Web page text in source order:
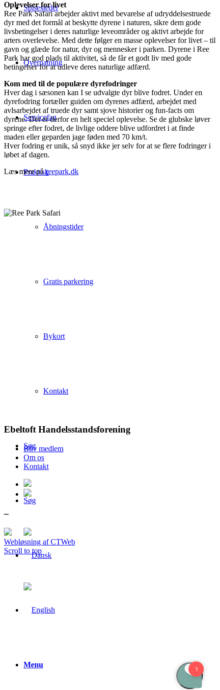
Spisesteder
Overnatning
Servicefag
Praktisk
Åbningstider
Gratis parkering
Bykort
Kontakt
Søg
Søg
Menu
Oplevelser for livet
Ree Park Safari arbejder aktivt med bevarelse af udryddelsestruede
dyr med det formål at beskytte dyrene i naturen, sikre dem gode
livsbetingelser i deres naturlige leveområder og aktivt arbejde for
arters overlevelse. Med dette følger en masse oplevelser for livet – til
gavn og glæde for natur, dyr og mennesker i parken. Dyrene i Ree
Park har god plads til aktivitet, så de får et godt liv med gode
betingelser for at udleve deres naturlige adfærd.
Kom med til de populære dyrefodringer
Hver dag i sæsonen kan I se udvalgte dyr blive fodret. Under en
dyrefodring fortæller guiden om dyrenes adfærd, arbejdet med
avlsarbejdet af truede dyr samt sjove historier og fun-facts om
dyrene. Det er derfor en helt speciel oplevelse. Se de glubske løver
springe efter fodret, de livlige oddere blive udfordret i at finde
maden eller geparden jage føden med 70 km/t.
Hver fodring er unik, så snyd ikke jer selv for at se flere fodringer i
løbet af dagen.
Læs mere påreepark.dk
Ebeltoft Handelsstandsforening
Bliv medlem
Om os
Kontakt
–
Webløsning af CTWeb
Scroll to top